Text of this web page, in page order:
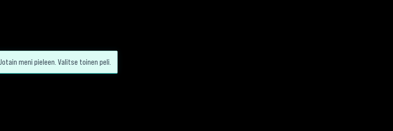
Jotain meni pieleen. Valitse toinen peli.